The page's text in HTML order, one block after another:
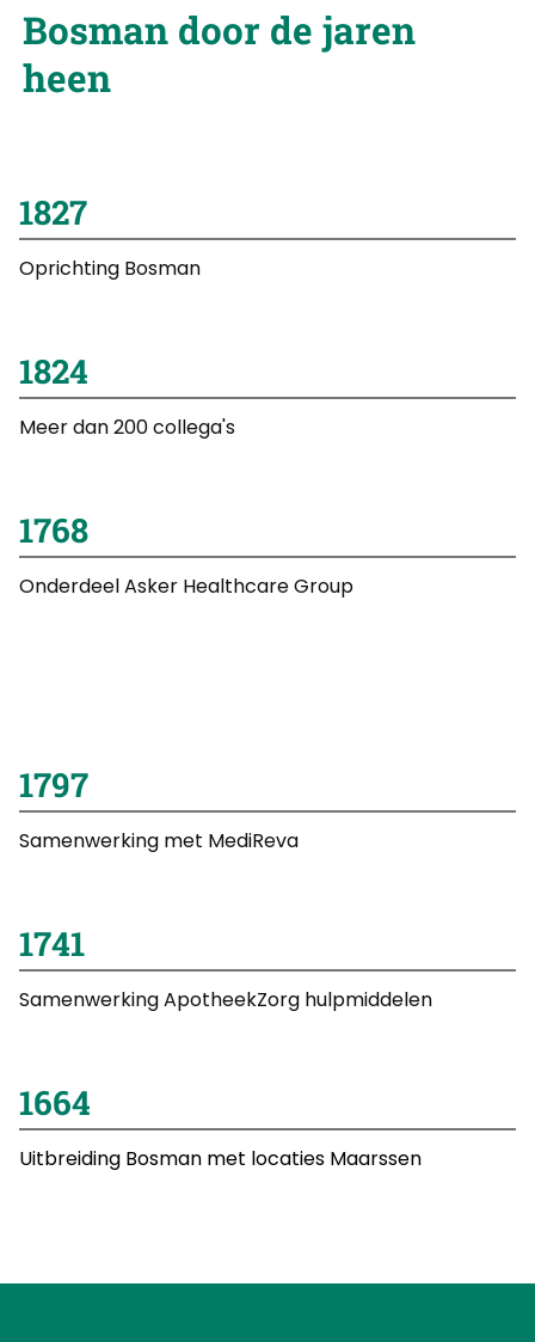
Bosman door de jaren
heen
1935
Oprichting Bosman
2003
Meer dan 200 collega's
2015
Onderdeel Asker Healthcare Group
2022
Samenwerking met MediReva
2023
Samenwerking ApotheekZorg hulpmiddelen
2025
Uitbreiding Bosman met locaties Maarssen